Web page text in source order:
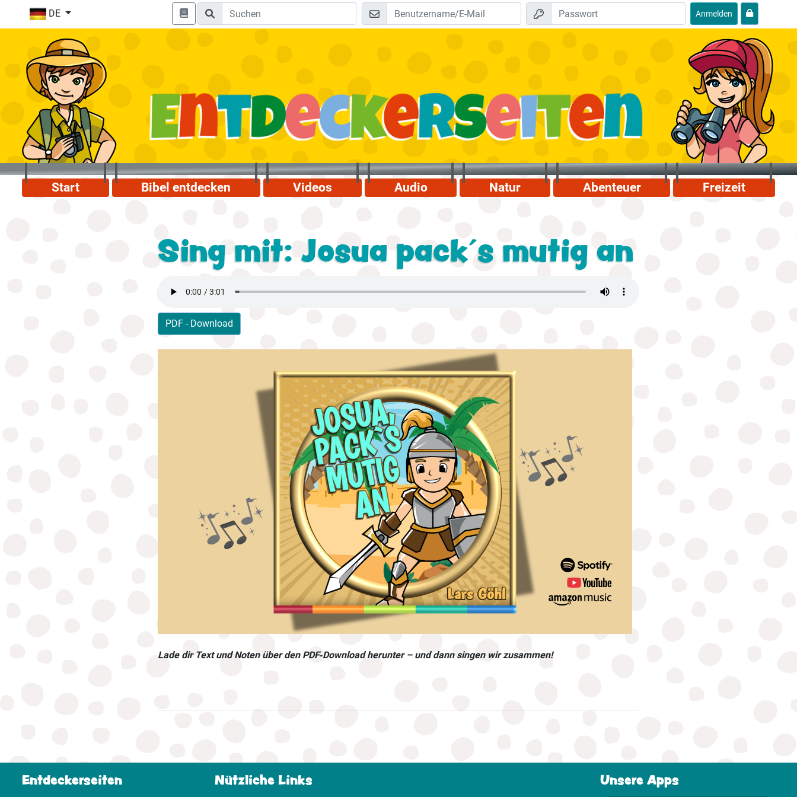
DE Anmelden
Start Bibel entdecken Videos Audio Natur Abenteuer Freizeit
Sing mit: Josua pack´s mutig an
PDF - Download
Lade dir Text und Noten über den PDF‑Download herunter – und dann singen wir zusammen!
Entdeckerseiten Nützliche Links Unsere Apps